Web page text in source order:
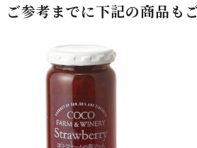
ご参考までに下記の商品も